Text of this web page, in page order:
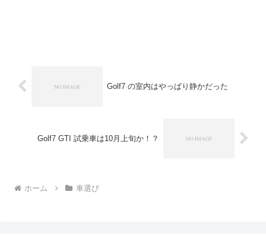
Golf7 の室内はやっぱり静かだった
Golf7 GTI 試乗車は10月上旬か！？
ホーム 車選び